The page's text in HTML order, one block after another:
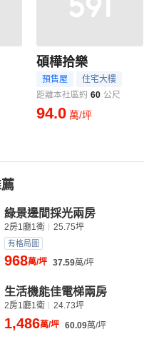
碩樺拾樂
預售屋
住宅大樓
距離本社區約 60 公尺
94.0 萬/坪
綠景邊間採光兩房
2房1廳1衛 25.75坪
有格局圖
968萬/坪 37.59萬/坪
生活機能佳電梯兩房
2房1廳1衛 24.73坪
1,486萬/坪 60.09萬/坪